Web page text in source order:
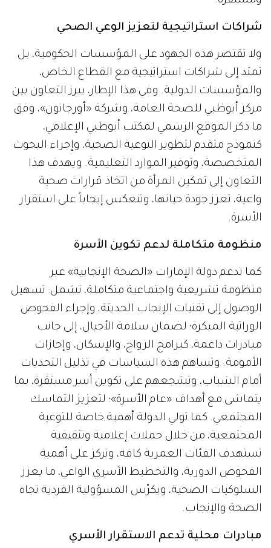
شراكات استراتيجية لتعزيز الوعي الصحي
ولا تقتصر هذه الجهود على المؤسسات الحكومية، بل
تمتد إلى شراكات استراتيجية مع القطاع الخاص،
والمؤسسات الدولية. وفي هذا الإطار، يبرز التعاون بين
مركز أبوظبي للصحة العامة، وشركة «أورجانون»، وفق
ما ذكر الموقع الرسمي لمكتب أبوظبي الإعلامي،
كنموذج متقدم لتطوير التوعية الصحية، وإجراء البحوث
المتخصصة، وتوفير الموارد التعليمية. ويهدف هذا
التعاون إلى تمكين المرأة من اتخاذ قرارات صحية
واعية، تعزز جودة حياتها، وتنعكس إيجاباً على استقرار
الأسرة.
منظومة متكاملة لدعم تكوين الأسرة
كما تدعم دولة الإمارات «الصحة الإنجابية» عبر
منظومة تشريعية واجتماعية متكاملة، تشمل: تسهيل
الوصول إلى تقنيات الإنجاب الحديثة، وإجراء الفحوص
الوراثية المبكرة؛ لضمان سلامة الأجيال، إلى جانب
مبادرات داعمة، كبرامج الزواج، والإسكان، وإجازات
الأمومة. وتساهم هذه السياسات في تذليل التحديات
أمام الشباب، وتشجعهم على تكوين أسر مستقرة، بما
يتماشى مع أهداف «عام الأسرة»؛ لتعزيز التماسك
المجتمعي. كما تولي الدولة أهمية خاصة للتوعية
المجتمعية، من خلال حملات إعلامية وتثقيفية
تستهدف الفئات العمرية كافة، وتركز على أهمية
الفحوص الدورية، والتخطيط الأسري الواعي، ما يعزز
السلوكيات الصحية، ويكرّس المسؤولية الفردية تجاه
الصحة والإنجاب.
مبادرات محلية تدعم الاستقرار الأسري